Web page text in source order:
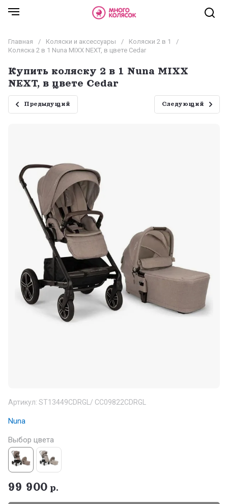
Главная / Коляски и аксессуары / Коляски 2 в 1
/
Коляска 2 в 1 Nuna MIXX NEXT, в цвете Cedar
Купить коляску 2 в 1 Nuna MIXX
NEXT, в цвете Cedar
Предыдущий Следующий
Артикул: ST13449CDRGL/ CC09822CDRGL
Nuna
Выбор цвета
99 900 р.